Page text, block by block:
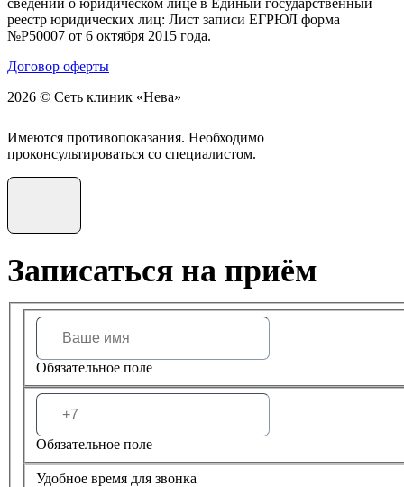
сведений о юридическом лице в Единый государственный
реестр юридических лиц: Лист записи ЕГРЮЛ форма
№Р50007 от 6 октября 2015 года.
Договор оферты
2026 © Сеть клиник «Нева»
Имеются противопоказания. Необходимо
проконсультироваться со специалистом.
Записаться на приём
Обязательное поле
Обязательное поле
Удобное время для звонка